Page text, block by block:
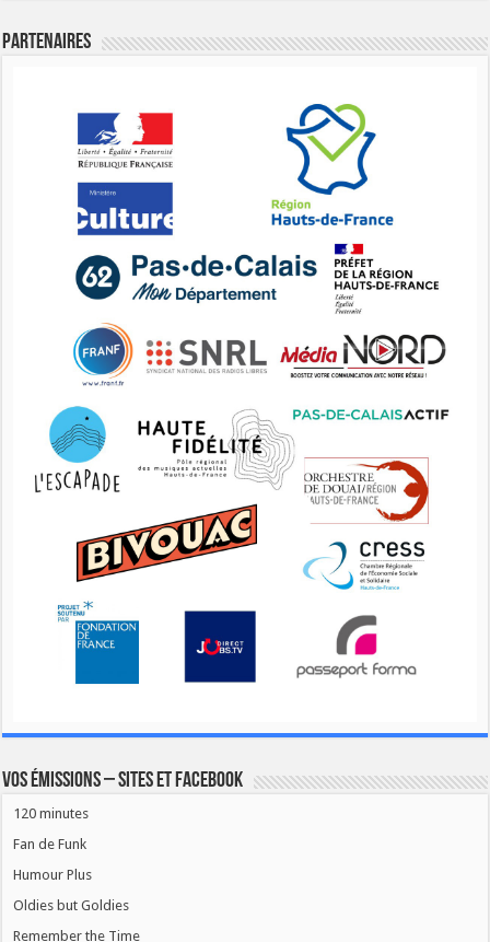
Partenaires
Vos émissions – Sites et Facebook
120 minutes
Fan de Funk
Humour Plus
Oldies but Goldies
Remember the Time